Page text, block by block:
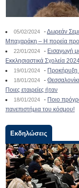
05/02/2024 -Δωρεάν
Μπαχαράκη – Η πορεία
22/01/2024 - Εισαγωγή
Εκκλησιαστικά Σχολεία
19/01/2024 - Προκήρυξη
18/01/2024 -
Ποιες εταιρείες ήταν
18/01/2024 - Ποιο
πανεπιστήμια του κόσμου!
Εκδηλώσεις